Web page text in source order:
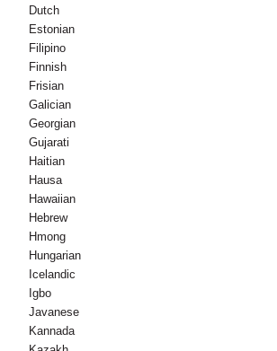
Dutch
Estonian
Filipino
Finnish
Frisian
Galician
Georgian
Gujarati
Haitian
Hausa
Hawaiian
Hebrew
Hmong
Hungarian
Icelandic
Igbo
Javanese
Kannada